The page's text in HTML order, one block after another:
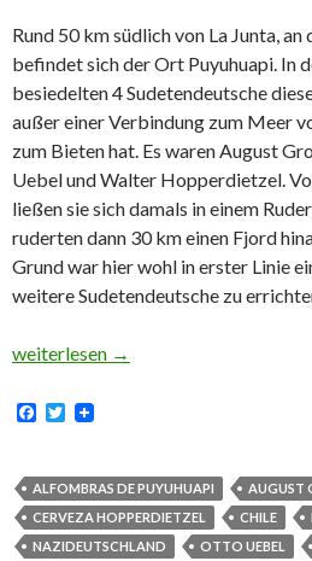
Rund 50 km südlich von La Junta, an
befindet sich der Ort Puyuhuapi. In
besiedelten 4 Sudetendeutsche
außer einer Verbindung zum Meer
zum Bieten hat. Es waren August
Uebel und Walter Hopperdietzel.
ließen sie sich damals in einem
ruderten dann 30 km einen Fjord
Grund war hier wohl in erster Linie
weitere Sudetendeutsche zu
Teppichfabrik von Puyuhuapi, Chile
weiterlesen →
F
b
o
o
k
T
t
e
r
ALFOMBRAS DE PUYUHUAPI
AUGUST
CERVEZA HOPPERDIETZEL
CHILE
NAZIDEUTSCHLAND
OTTO UEBEL